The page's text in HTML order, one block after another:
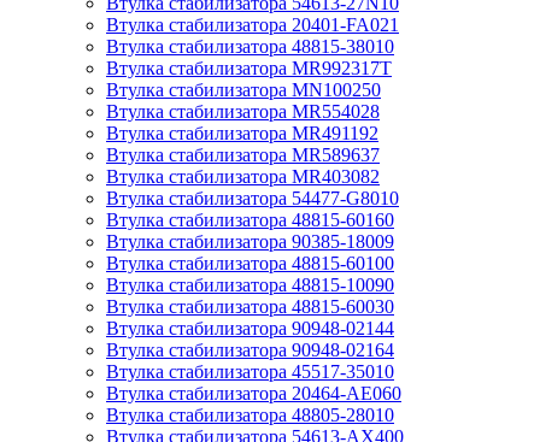
Втулка стабилизатора 20401-FA021
Втулка стабилизатора 48815-38010
Втулка стабилизатора MR992317T
Втулка стабилизатора MN100250
Втулка стабилизатора MR554028
Втулка стабилизатора MR491192
Втулка стабилизатора MR589637
Втулка стабилизатора MR403082
Втулка стабилизатора 54477-G8010
Втулка стабилизатора 48815-60160
Втулка стабилизатора 90385-18009
Втулка стабилизатора 48815-60100
Втулка стабилизатора 48815-10090
Втулка стабилизатора 48815-60030
Втулка стабилизатора 90948-02144
Втулка стабилизатора 90948-02164
Втулка стабилизатора 45517-35010
Втулка стабилизатора 20464-AE060
Втулка стабилизатора 48805-28010
Втулка стабилизатора 54613-AX400